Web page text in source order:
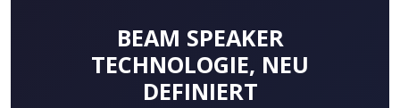
BEAM SPEAKER
TECHNOLOGIE, NEU
DEFINIERT